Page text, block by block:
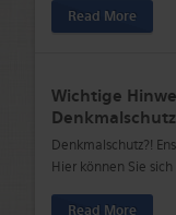
Read More
Wichtige
Denkmalschutz
Denkmalschutz?!
Hier können Sie
Read More